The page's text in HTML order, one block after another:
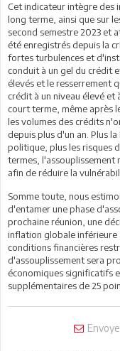
Cet indicateur intègre des
long terme, ainsi que sur
second semestre 2023 et
été enregistrés depuis la
fortes turbulences et
conduit à un gel du crédit
élevés et le resserrement
crédit à un niveau élevé
court terme, même après
les volumes des crédits
depuis plus d'un an. Plus
politique, plus les risques
termes, l'assouplissement
afin de réduire la
Somme toute, nous
d'entamer une phase
prochaine réunion, une
inflation globale
conditions financières
d'assouplissement sera
économiques significatifs
supplémentaires de 25